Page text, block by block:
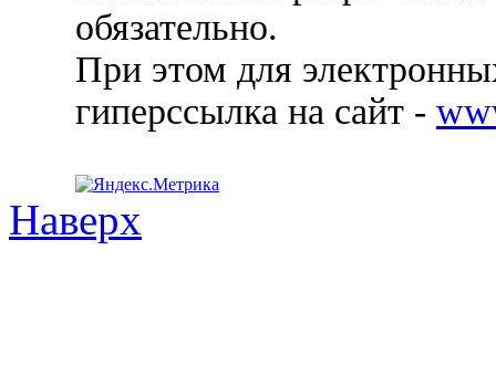
обязательно.
При этом для
гиперссылка на сайт -
Наверх